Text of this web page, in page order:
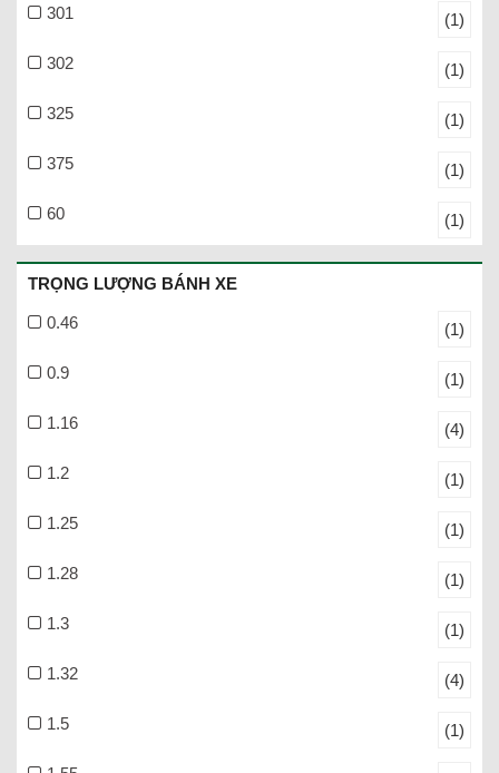
301 (1)
302 (1)
325 (1)
375 (1)
60 (1)
TRỌNG LƯỢNG BÁNH XE
0.46 (1)
0.9 (1)
1.16 (4)
1.2 (1)
1.25 (1)
1.28 (1)
1.3 (1)
1.32 (4)
1.5 (1)